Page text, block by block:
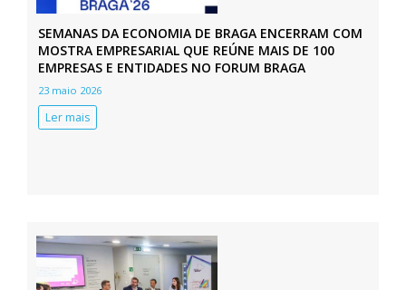
SEMANAS DA ECONOMIA DE BRAGA ENCERRAM COM
MOSTRA EMPRESARIAL QUE REÚNE MAIS DE 100
EMPRESAS E ENTIDADES NO FORUM BRAGA
23 maio 2026
Ler mais